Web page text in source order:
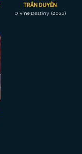
TRẦN DUYÊN
Divine Destiny (2023)